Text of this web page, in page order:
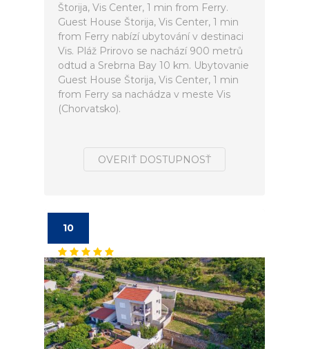
Štorija, Vis Center, 1 min from Ferry.
Guest House Štorija, Vis Center, 1 min
from Ferry nabízí ubytování v destinaci
Vis. Pláž Prirovo se nachází 900 metrů
odtud a Srebrna Bay 10 km. Ubytovanie
Guest House Štorija, Vis Center, 1 min
from Ferry sa nachádza v meste Vis
(Chorvatsko).
OVERIŤ DOSTUPNOSŤ
10